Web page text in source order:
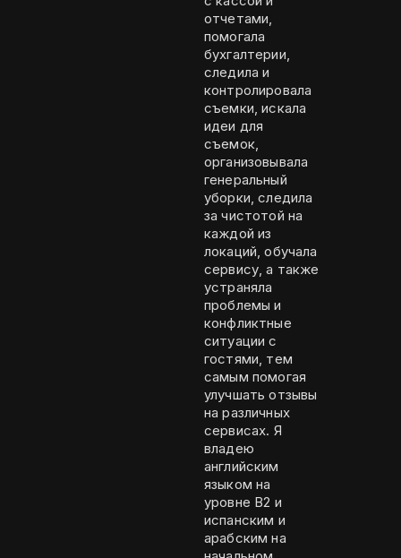
отчетами,
помогала
бухгалтерии,
следила и
контролировала
съемки, искала
идеи для
съемок,
организовывала
генеральный
уборки, следила
за чистотой на
каждой из
локаций, обучала
сервису, а также
устраняла
проблемы и
конфликтные
ситуации с
гостями, тем
самым помогая
улучшать отзывы
на различных
сервисах. Я
владею
английским
языком на
уровне B2 и
испанским и
арабским на